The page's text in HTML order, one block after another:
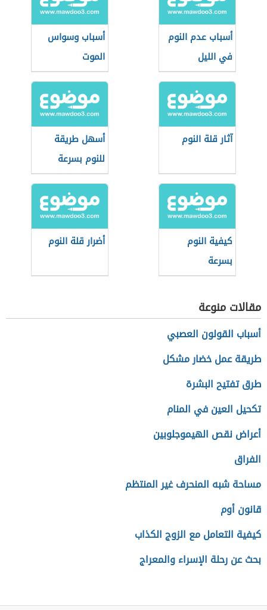
أسباب عدم النوم
في الليل
أسباب وسواس
الموت
آثار قلة النوم
أسهل طريقة
للنوم بسرعة
كيفية النوم
بسرعة
أضرار قلة النوم
مقالات منوعة
أسباب القولون العصبي
طريقة عمل خضار مشكل
طرق تفتيح البشرة
تكحيل العين في المنام
أعراض نقص الهيموجلوبين
الفراق
مساحة شبه المنحرف غير المنتظم
قانون أوم
كيفية التعامل مع الزوج الكذاب
بحث عن رحلة الإسراء والمعراج